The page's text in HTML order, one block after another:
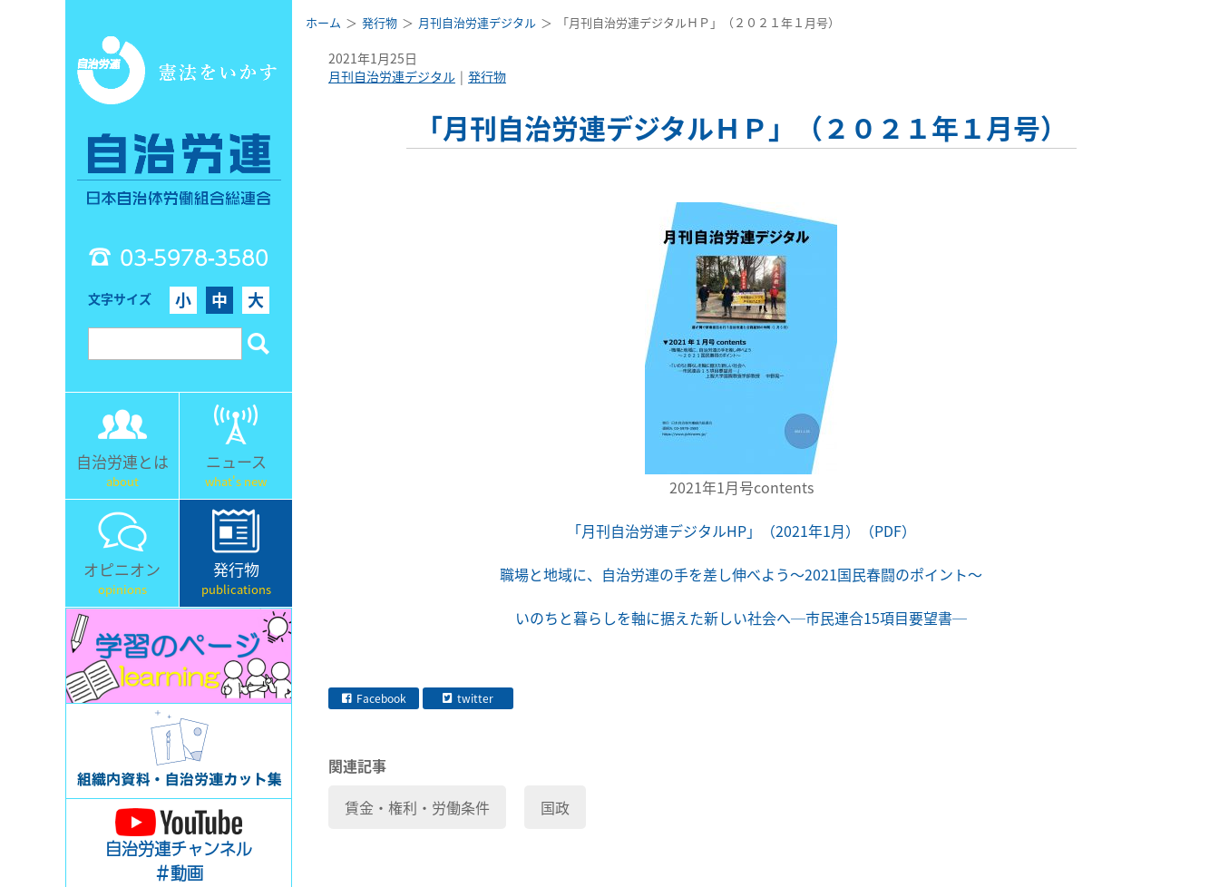
03-5978-3580
文字サイズ 小 中 大
自治労連とは
about
ニュース
what's new
オピニオン
opinions
発行物
publications
自治労連チャンネル
＃動画
ホーム 発行物 月刊自治労連デジタル 「月刊自治労連デジタルＨＰ」（２０２１年１月号）
2021年1月25日
月刊自治労連デジタル
発行物
「月刊自治労連デジタルＨＰ」（２０２１年１月号）
2021年1月号contents
「月刊自治労連デジタルHP」（2021年1月）（PDF）
職場と地域に、自治労連の手を差し伸べよう～2021国民春闘のポイント～
いのちと暮らしを軸に据えた新しい社会へ─市民連合15項目要望書─
Facebook twitter
関連記事
賃金・権利・労働条件
国政